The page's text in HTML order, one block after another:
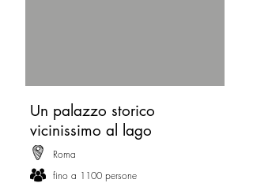
Un palazzo storico
vicinissimo al lago
Roma
fino a 1100 persone